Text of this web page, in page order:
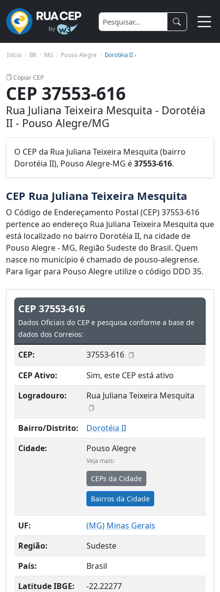
Início BR MG Pouso Alegre Dorotéia II ›
Copiar CEP
CEP 37553-616
Rua Juliana Teixeira Mesquita - Dorotéia
II - Pouso Alegre/MG
O CEP da Rua Juliana Teixeira Mesquita (bairro
Dorotéia II), Pouso Alegre-MG é37553-616.
CEP Rua Juliana Teixeira Mesquita
O Código de Endereçamento Postal (CEP) 37553-616
pertence ao endereço Rua Juliana Teixeira Mesquita que
está localizado no bairro Dorotéia II, na cidade de
Pouso Alegre - MG, Região Sudeste do Brasil. Quem
nasce no município é chamado de pouso-alegrense.
Para ligar para Pouso Alegre utilize o código DDD 35.
CEP 37553-616
Dados Oficiais do CEP e pesquisa conforme a base de
dados dos Correios:
CEP:
37553-616
CEP Ativo:
Sim, este CEP está ativo
Logradouro:
Rua Juliana Teixeira Mesquita
Bairro/Distrito:
Dorotéia II
Cidade:
Pouso Alegre
Veja mais:
CEPs da Cidade
Bairros da Cidade
UF: (MG) Minas Gerais
Região:
Sudeste
País:
Brasil
Latitude IBGE:
-22.22277